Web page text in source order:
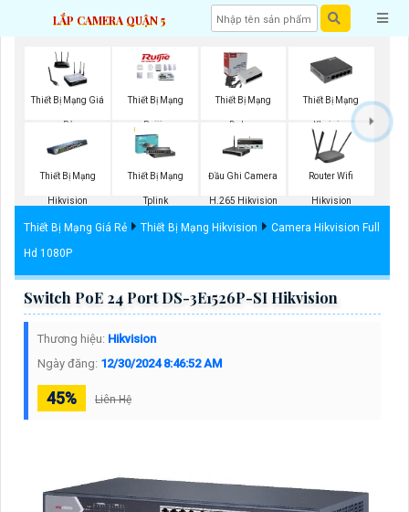
LẮP CAMERA QUẬN 5
Thiết Bị Mạng Giá
Rẻ
Thiết Bị Mạng
Ruijie
Thiết Bị Mạng
Dahua
Thiết Bị Mạng
Kbvision
Thiết Bị Mạng
Hikvision
Thiết Bị Mạng
Tplink
Đầu Ghi Camera
H.265 Hikvision
Router Wifi
Hikvision
Thiết Bị Mạng Giá Rẻ Thiết Bị Mạng Hikvision
Camera Hikvision Full
Hd 1080P
Switch PoE 24 Port DS-3E1526P-SI Hikvision
Thương hiệu: Hikvision
Ngày đăng: 12/30/2024 8:46:52 AM
45% Liên Hệ